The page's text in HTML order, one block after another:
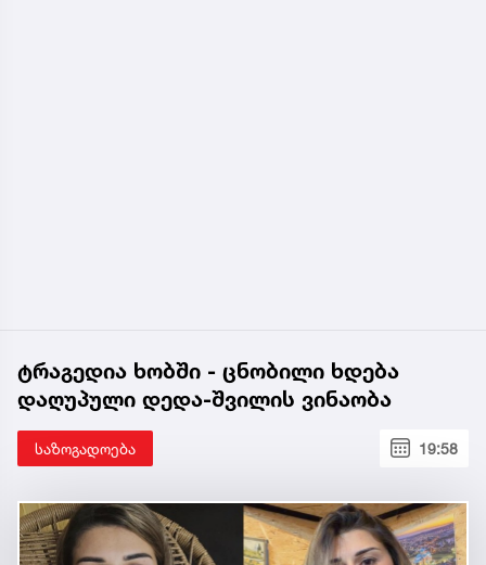
ტრაგედია ხობში - ცნობილი ხდება
დაღუპული დედა-შვილის ვინაობა
საზოგადოება 19:58